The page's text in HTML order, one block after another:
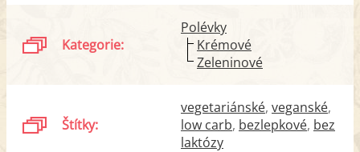
Kategorie:
Polévky
Krémové
Zeleninové
Štítky:
vegetariánské veganské
low carb bezlepkové bez
laktózy